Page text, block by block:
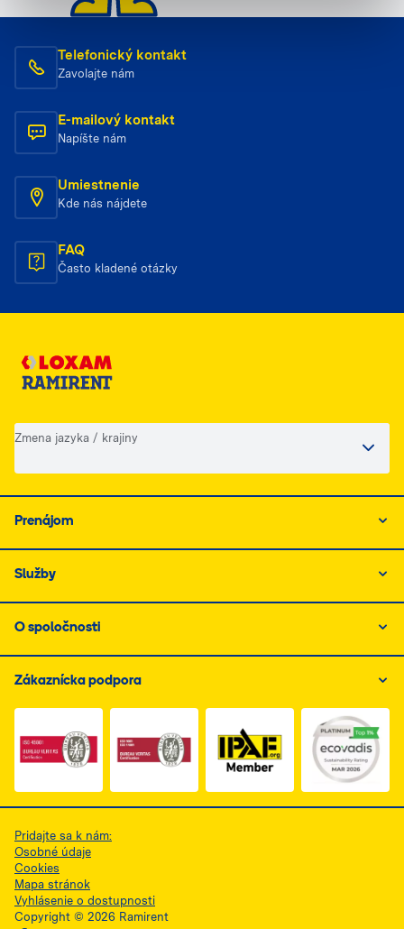
Telefonický kontakt
Zavolajte nám
E-mailový kontakt
Napíšte nám
Umiestnenie
Kde nás nájdete
FAQ
Často kladené otázky
Zmena jazyka / krajiny
Prenájom
Služby
O spoločnosti
Zákaznícka podpora
Link do dokumentu PDF z certyfikatem ISO 1, otwiera
Link do dokumentu PDF z certyfikatem
Link do dokumentu
Pridajte sa k nám:
Osobné údaje
Cookies
Mapa stránok
Vyhlásenie o dostupnosti
Copyright © 2026 Ramirent